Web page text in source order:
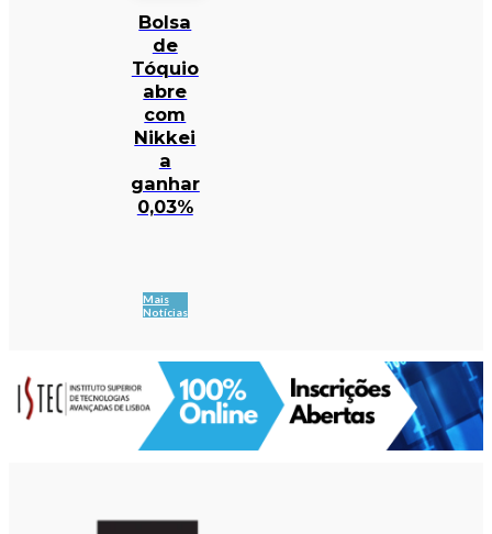
Bolsa
de
Tóquio
abre
com
Nikkei
a
ganhar
0,03%
Mais
Notícias